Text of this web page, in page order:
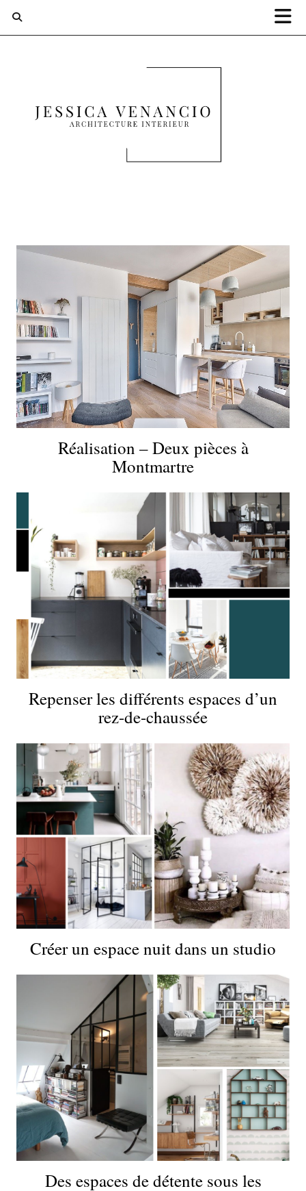
Réalisation – Deux pièces à
Montmartre
Repenser les différents espaces d’un
rez-de-chaussée
Créer un espace nuit dans un studio
Des espaces de détente sous les